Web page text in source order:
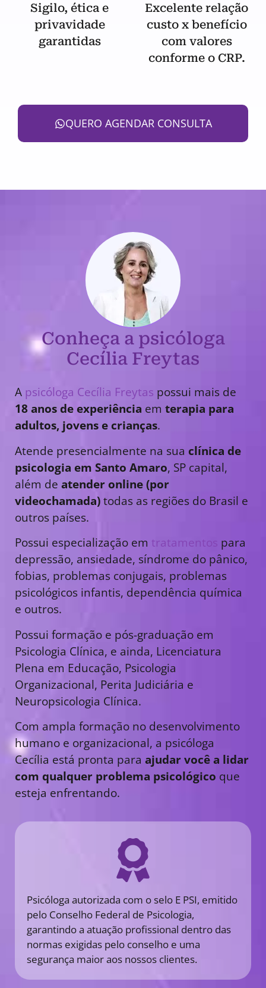
Sigilo, ética e
privavidade
garantidas
Excelente relação
custo x benefício
com valores
conforme o CRP.
QUERO AGENDAR CONSULTA
Conheça a psicóloga
Cecília Freytas
A psicóloga Cecília Freytas possui mais de
18 anos de experiência em terapia para
adultos, jovens e crianças.
Atende presencialmente na sua clínica de
psicologia em Santo Amaro, SP capital,
além de atender online (por
videochamada)todas as regiões do Brasil e
outros países.
Possui especialização em tratamentos para
depressão, ansiedade, síndrome do pânico,
fobias, problemas conjugais, problemas
psicológicos infantis, dependência química
e outros.
Possui formação e pós-graduação em
Psicologia Clínica, e ainda, Licenciatura
Plena em Educação, Psicologia
Organizacional, Perita Judiciária e
Neuropsicologia Clínica.
Com ampla formação no desenvolvimento
humano e organizacional, a psicóloga
Cecília está pronta para ajudar você a lidar
com qualquer problema psicológico que
esteja enfrentando.
Psicóloga autorizada com o selo E PSI, emitido
pelo Conselho Federal de Psicologia,
garantindo a atuação profissional dentro das
normas exigidas pelo conselho e uma
segurança maior aos nossos clientes.